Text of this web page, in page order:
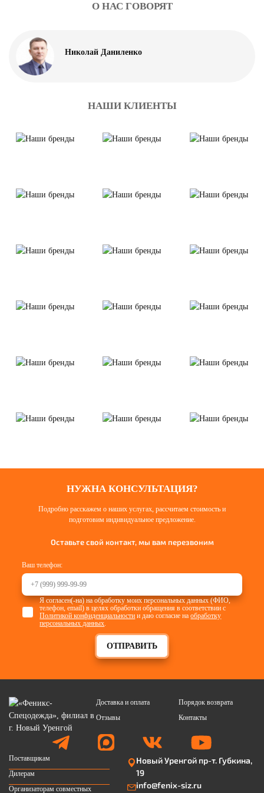
О НАС ГОВОРЯТ
Николай Даниленко
НАШИ КЛИЕНТЫ
НУЖНА КОНСУЛЬТАЦИЯ?
Подробно расскажем о наших услугах, рассчитаем стоимость и
подготовим индивидуальное предложение.
Оставьте свой контакт, мы вам перезвоним
Ваш телефон:
ОТПРАВИТЬ
Я согласен(-на) на обработку моих персональных данных (ФИО,
телефон, email) в целях обработки обращения в соответствии с
Политикой конфиденциальности и даю согласие наобработку
персональных данных.
Доставка и оплата
Порядок возврата
Отзывы
Контакты
Поставщикам
Дилерам
Организаторам совместных
Новый Уренгой пр-т. Губкина,
19
info@fenix-siz.ru